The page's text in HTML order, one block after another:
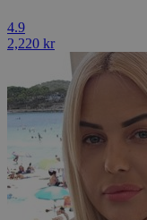
4.9
2,220 kr